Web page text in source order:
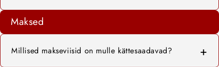
Siin saate igal ajal jälgida oma tellimuse praegust
staatust.
Palun tutvuge meie tühistamistingimustega:
Tühistamistingimused
Maksed
Millised makseviisid on mulle kättesaadavad?